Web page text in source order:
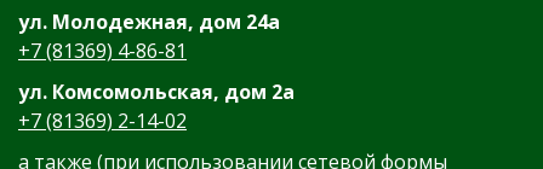
ул. Молодежная, дом 24а
+7 (81369) 4-86-81
ул. Комсомольская, дом 2а
+7 (81369) 2-14-02
а также (при использовании сетевой формы